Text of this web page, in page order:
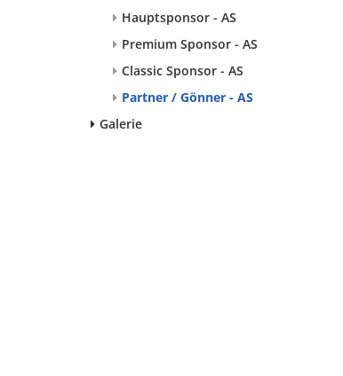
Hauptsponsor - AS
Premium Sponsor - AS
Classic Sponsor - AS
Partner / Gönner - AS
Galerie